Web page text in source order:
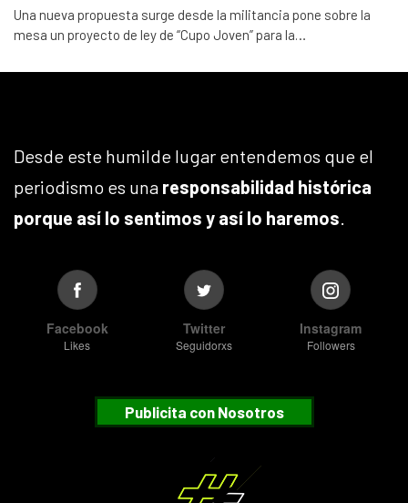
Una nueva propuesta surge desde la militancia pone sobre la
mesa un proyecto de ley de “Cupo Joven” para la…
Desde este humilde lugar entendemos que el
periodismo es una responsabilidad histórica
porque así lo sentimos y así lo haremos.
Facebook
Likes
Twitter
Seguidorxs
Instagram
Followers
Publicita con Nosotros